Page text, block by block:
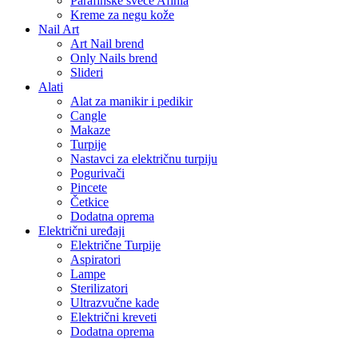
Kreme za negu kože
Nail Art
Art Nail brend
Only Nails brend
Slideri
Alati
Alat za manikir i pedikir
Cangle
Makaze
Turpije
Nastavci za električnu turpiju
Pogurivači
Pincete
Četkice
Dodatna oprema
Električni uređaji
Električne Turpije
Aspiratori
Lampe
Sterilizatori
Ultrazvučne kade
Električni kreveti
Dodatna oprema